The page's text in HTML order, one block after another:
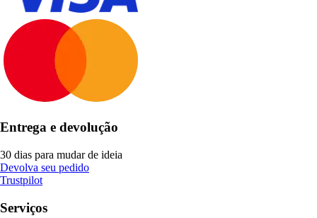
Entrega e devolução
30 dias para mudar de ideia
Devolva seu pedido
Trustpilot
Serviços